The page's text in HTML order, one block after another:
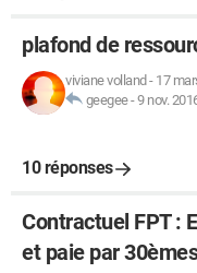
plafond de
viviane volland - 17
geegee-9 nov.
10 réponses
Contractuel FPT :
et paie par 30èmes